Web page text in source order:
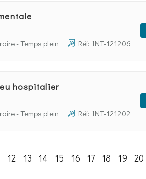
- Temps plein Réf: INT-121206
hospitalier
- Temps plein Réf: INT-121202
12 13 14 15 16 17 18 19 20